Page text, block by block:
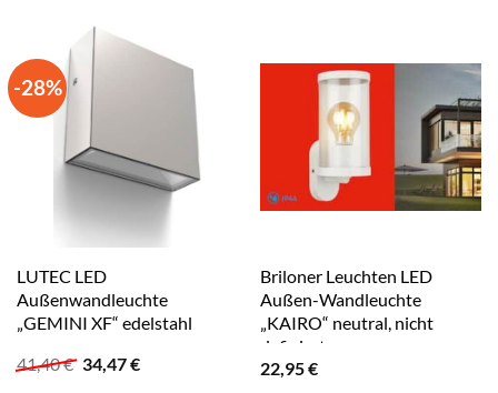
-28%
LUTEC LED
Außenwandleuchte
„GEMINI XF“ edelstahl
41,40€ Ursprünglicher
Preis
34,47€Aktueller
Briloner Leuchten LED
Außen-Wandleuchte
„KAIRO“ neutral, nicht
definiert
22,95€